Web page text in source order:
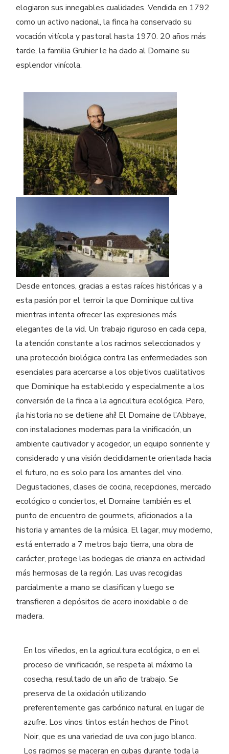
elogiaron sus innegables cualidades. Vendida en 1792
como un activo nacional, la finca ha conservado su
vocación vitícola y pastoral hasta 1970. 20 años más
tarde, la familia Gruhier le ha dado al Domaine su
esplendor vinícola.
Desde entonces, gracias a estas raíces históricas y a
esta pasión por el terroir la que Dominique cultiva
mientras intenta ofrecer las expresiones más
elegantes de la vid. Un trabajo riguroso en cada cepa,
la atención constante a los racimos seleccionados y
una protección biológica contra las enfermedades son
esenciales para acercarse a los objetivos cualitativos
que Dominique ha establecido y especialmente a los
conversión de la finca a la agricultura ecológica. Pero,
¡la historia no se detiene ahí! El Domaine de l’Abbaye,
con instalaciones modernas para la vinificación, un
ambiente cautivador y acogedor, un equipo sonriente y
considerado y una visión decididamente orientada hacia
el futuro, no es solo para los amantes del vino.
Degustaciones, clases de cocina, recepciones, mercado
ecológico o conciertos, el Domaine también es el
punto de encuentro de gourmets, aficionados a la
historia y amantes de la música. El lagar, muy moderno,
está enterrado a 7 metros bajo tierra, una obra de
carácter, protege las bodegas de crianza en actividad
más hermosas de la región. Las uvas recogidas
parcialmente a mano se clasifican y luego se
transfieren a depósitos de acero inoxidable o de
madera.
En los viñedos, en la agricultura ecológica, o en el
proceso de vinificación, se respeta al máximo la
cosecha, resultado de un año de trabajo. Se
preserva de la oxidación utilizando
preferentemente gas carbónico natural en lugar de
azufre. Los vinos tintos están hechos de Pinot
Noir, que es una variedad de uva con jugo blanco.
Los racimos se maceran en cubas durante toda la